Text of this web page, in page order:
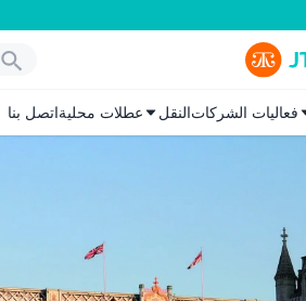
فعاليات الشركاتالنقل عطلات محليةاتصل بنا